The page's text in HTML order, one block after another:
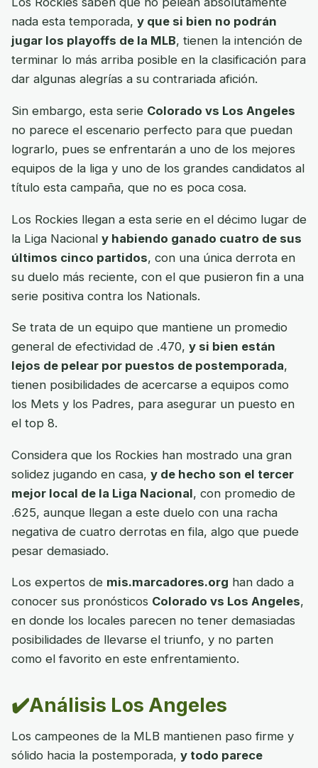
nada esta temporada, y que si bien no podrán
jugar los playoffs de la MLB, tienen la intención de
terminar lo más arriba posible en la clasificación para
dar algunas alegrías a su contrariada afición.
Sin embargo, esta serie Colorado vs Los Angeles
no parece el escenario perfecto para que puedan
lograrlo, pues se enfrentarán a uno de los mejores
equipos de la liga y uno de los grandes candidatos al
título esta campaña, que no es poca cosa.
Los Rockies llegan a esta serie en el décimo lugar de
la Liga Nacional y habiendo ganado cuatro de sus
últimos cinco partidos, con una única derrota en
su duelo más reciente, con el que pusieron fin a una
serie positiva contra los Nationals.
Se trata de un equipo que mantiene un promedio
general de efectividad de .470, y si bien están
lejos de pelear por puestos de postemporada,
tienen posibilidades de acercarse a equipos como
los Mets y los Padres, para asegurar un puesto en
el top 8.
Considera que los Rockies han mostrado una gran
solidez jugando en casa, y de hecho son el tercer
mejor local de la Liga Nacional, con promedio de
.625, aunque llegan a este duelo con una racha
negativa de cuatro derrotas en fila, algo que puede
pesar demasiado.
Los expertos de mis.marcadores.org han dado a
conocer sus pronósticos Colorado vs Los Angeles,
en donde los locales parecen no tener demasiadas
posibilidades de llevarse el triunfo, y no parten
como el favorito en este enfrentamiento.
✔️Análisis Los Angeles
Los campeones de la MLB mantienen paso firme y
sólido hacia la postemporada, y todo parece